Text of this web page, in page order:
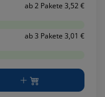
ab 2 Pakete 3,52 €
ab 3 Pakete 3,01 €